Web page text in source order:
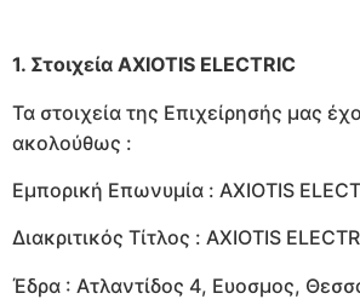
1. Στοιχεία AXIOTIS ELECTRIC
Τα στοιχεία της Επιχείρησής μας
ακολούθως :
Εμπορική Επωνυμία : AXIOTIS
Διακριτικός Τίτλος : AXIOTIS
Έδρα : Ατλαντίδος 4, Ευοσμος,